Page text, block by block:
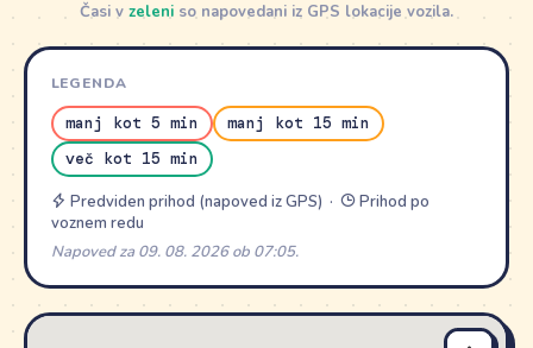
Časi v zeleni so napovedani iz GPS lokacije vozila.
LEGENDA
manj kot 5 min
manj kot 15 min
več kot 15 min
Predviden prihod (napoved iz GPS) ·
Prihod po
voznem redu
Napoved za 09. 08. 2026 ob 07:05.